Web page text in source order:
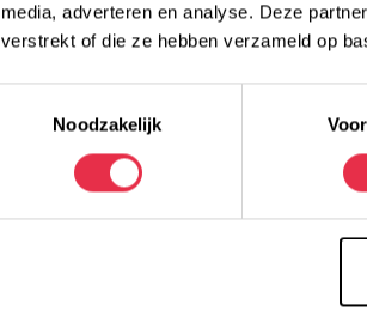
media, adverteren en analyse. Deze
verstrekt of die ze hebben verzameld op
Noodzakelijk
AENP